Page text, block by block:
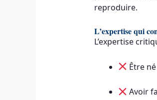
reproduire.
L’expertise qui
L’expertise
Être
Avoir